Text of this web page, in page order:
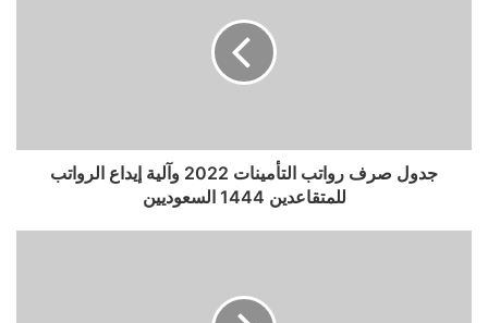
جدول صرف رواتب التأمينات 2022 وآلية إيداع الرواتب
للمتقاعدين 1444 السعوديين